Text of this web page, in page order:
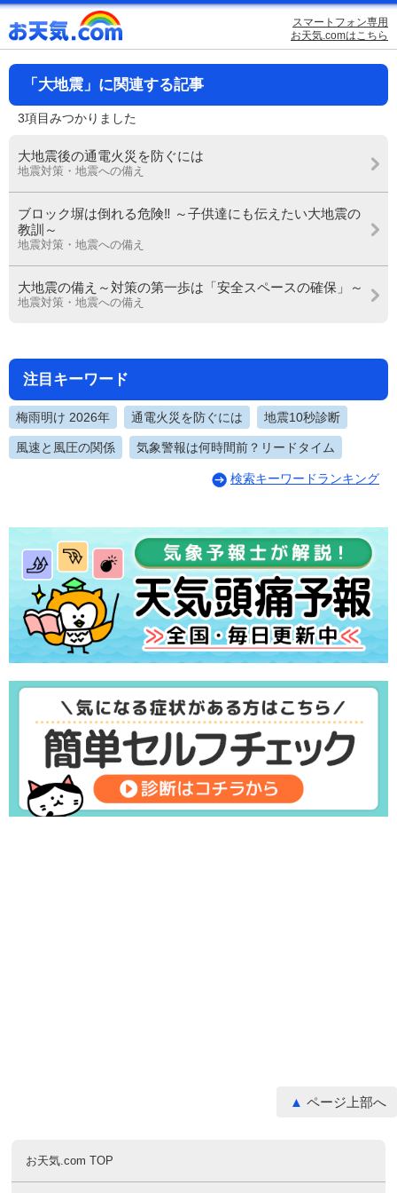
スマートフォン専用
お天気.comはこちら
「大地震」に関連する記事
3項目みつかりました
大地震後の通電火災を防ぐには
地震対策・地震への備え
ブロック塀は倒れる危険‼ ～子供達にも伝えたい大地震の
教訓～
地震対策・地震への備え
大地震の備え～対策の第一歩は「安全スペースの確保」～
地震対策・地震への備え
注目キーワード
梅雨明け 2026年 通電火災を防ぐには 地震10秒診断
風速と風圧の関係 気象警報は何時間前？リードタイム
検索キーワードランキング
ページ上部へ
お天気.com TOP